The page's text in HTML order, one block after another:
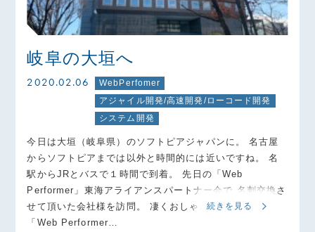
岐阜の大垣へ
2020.02.06
WebPerfomer
アジャイル開発/高速開発/ローコード開発
システム開発
今日は大垣（岐阜県）のソフトピアジャパンに。 名古屋
からソフトピアまでは以外と時間的には近いですね。 名
駅からJRとバスで１時間で到着。 先日の「Web
Performer」東海アライアンスパートナー会で 名刺交換さ
せて頂いた会社様を訪問。 凄くおしゃれなビルです。
「Web Performer…
続きを見る